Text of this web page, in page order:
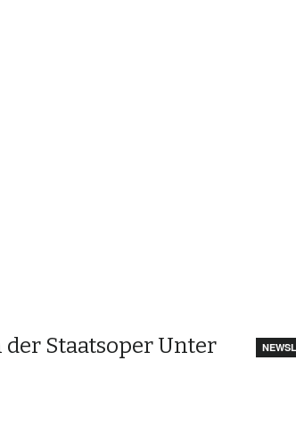
Staatsoper Unter